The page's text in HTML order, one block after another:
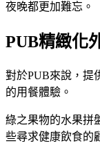
夜晚都更加難忘。
PUB精緻化
對於PUB來說，提
的用餐體驗。
綠之果物的水果拼
些尋求健康飲食的